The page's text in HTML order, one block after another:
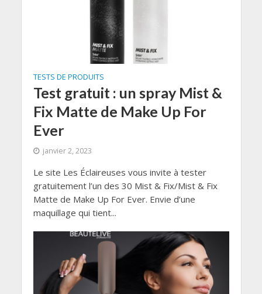
TESTS DE PRODUITS
Test gratuit : un spray Mist &
Fix Matte de Make Up For
Ever
janvier 2, 2023
Le site Les Éclaireuses vous invite à tester
gratuitement l’un des 30 Mist & Fix/Mist & Fix
Matte de Make Up For Ever. Envie d’une
maquillage qui tient...